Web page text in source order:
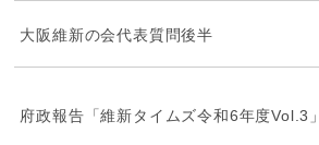
大阪維新の会代表質問後半
府政報告「維新タイムズ令和6年度Vol.3」